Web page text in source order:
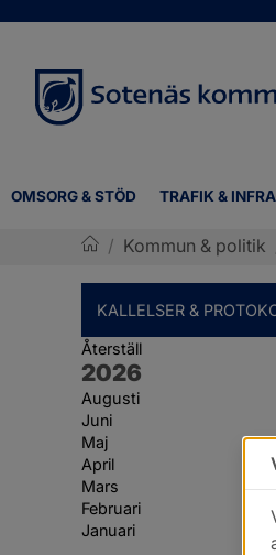
OMSORG & STÖD TRAFIK &
/ Kommun & politik
KALLELSER &
Återställ
År:
2026
Augusti
Juni
Maj
April
Mars
Februari
Januari